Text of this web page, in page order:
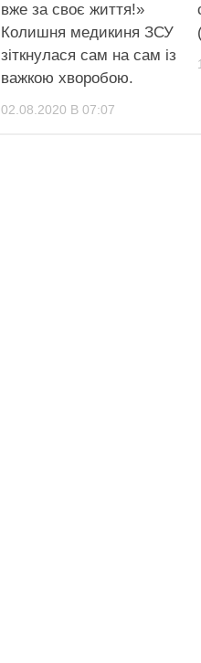
вже за своє життя!»
Колишня медикиня ЗСУ
зіткнулася сам на сам із
важкою хворобою.
02.08.2020 В 07:07